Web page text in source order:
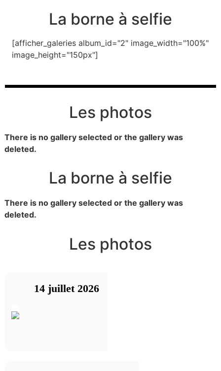
La borne à selfie
[afficher_galeries album_id="2" image_width="100%"
image_height="150px"]
Les photos
There is no gallery selected or the gallery was
deleted.
La borne à selfie
There is no gallery selected or the gallery was
deleted.
Les photos
14 juillet 2026